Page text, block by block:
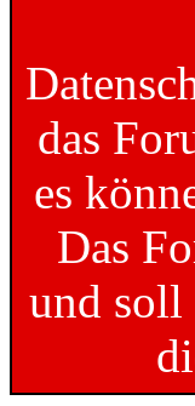
das
es
Das
und soll